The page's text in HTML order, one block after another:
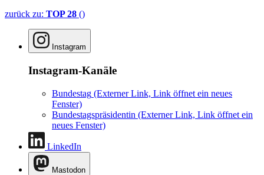
zurück zu: TOP 28 ()
Instagram
Instagram-Kanäle
Bundestag (Externer Link, Link öffnet ein neues
Fenster)
Bundestagspräsidentin (Externer Link, Link öffnet ein
neues Fenster)
LinkedIn
Mastodon